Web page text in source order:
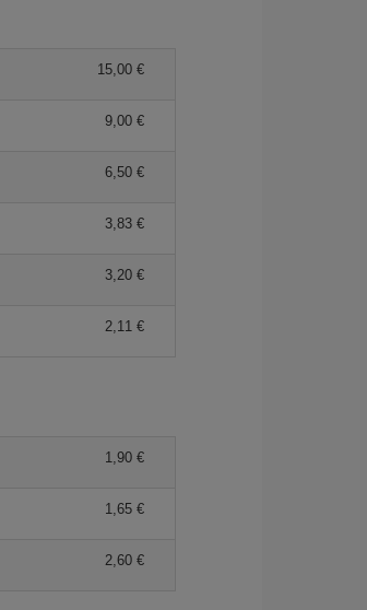
15,00 €
9,00 €
6,50 €
3,83 €
3,20 €
2,11 €
1,90 €
1,65 €
2,60 €